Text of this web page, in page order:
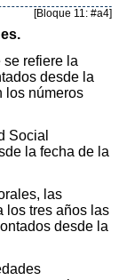
[Bloque 11: #a4]
refiere la
desde la
los números
Social
la fecha de la
las
los tres años las
desde la